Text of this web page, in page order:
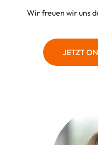
Wir freuen wir uns
JETZT